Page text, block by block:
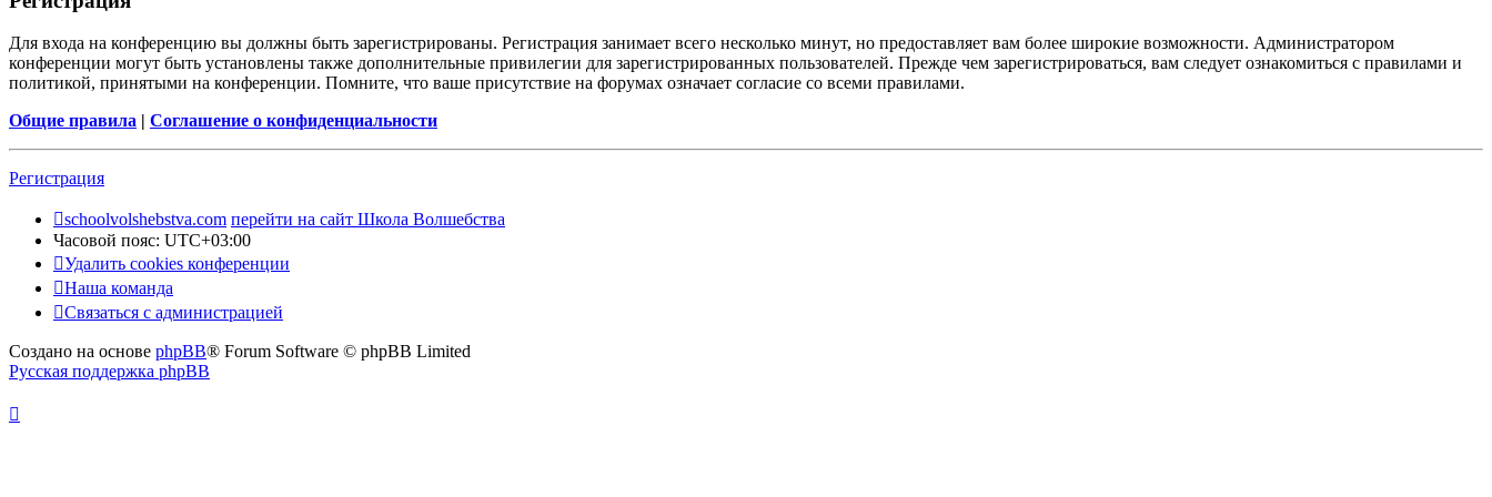
Для входа на конференцию вы должны быть зарегистрированы. Регистрация занимает всего несколько минут, но предоставляет вам более широкие возможности. Администратором
конференции могут быть установлены также дополнительные привилегии для зарегистрированных пользователей. Прежде чем зарегистрироваться, вам следует ознакомиться с правилами и
политикой, принятыми на конференции. Помните, что ваше присутствие на форумах означает согласие со всеми правилами.
Общие правила | Соглашение о конфиденциальности
Регистрация
schoolvolshebstva.com перейти на сайт Школа Волшебства
Часовой пояс: UTC+03:00
Удалить cookies конференции
Наша команда
Связаться с администрацией
Создано на основе phpBB® Forum Software © phpBB Limited
Русская поддержка phpBB